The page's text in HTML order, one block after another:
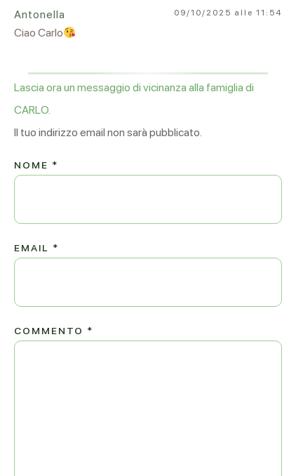
Antonella 09/10/2025 alle 11:54
Ciao Carlo
Lascia ora un messaggio di vicinanza alla famiglia di
CARLO.
Il tuo indirizzo email non sarà pubblicato.
COMMENTO *
NOME *
EMAIL *